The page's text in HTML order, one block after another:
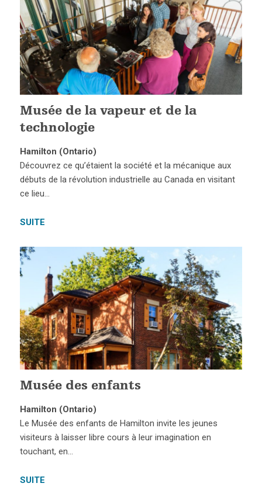
Musée de la vapeur et de la
technologie
Hamilton (Ontario)
Découvrez ce qu’étaient la société et la mécanique aux
débuts de la révolution industrielle au Canada en visitant
ce lieu…
SUITE
Musée des enfants
Hamilton (Ontario)
Le Musée des enfants de Hamilton invite les jeunes
visiteurs à laisser libre cours à leur imagination en
touchant, en…
SUITE